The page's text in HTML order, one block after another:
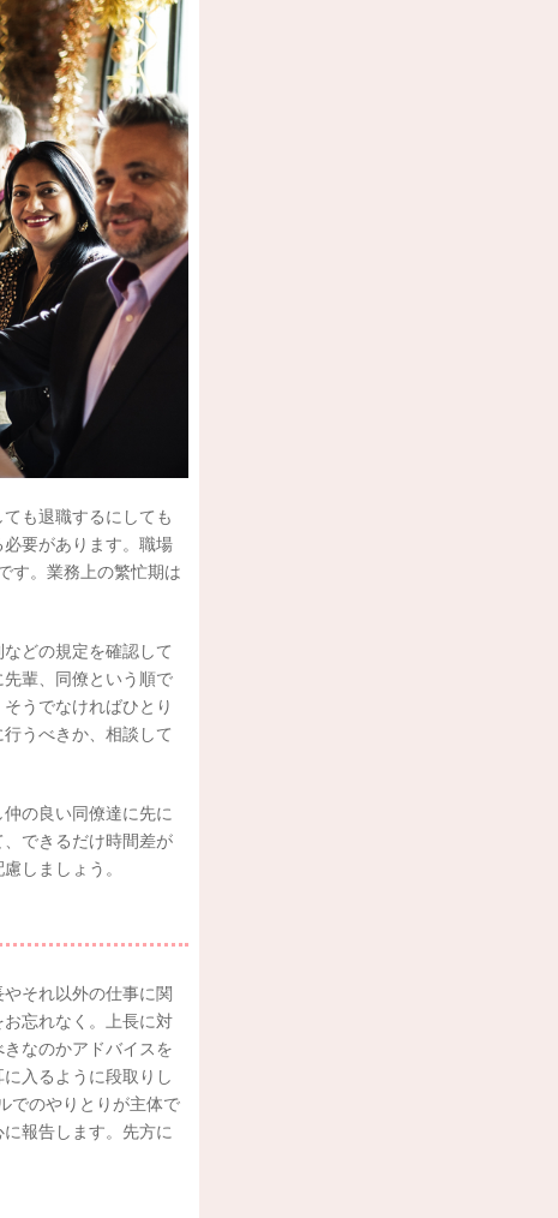
も退職するにしても
要があります。職場
す。業務上の繁忙期は
どの規定を確認して
輩、同僚という順で
うでなければひとり
うべきか、相談して
の良い同僚達に先に
できるだけ時間差が
しましょう。
それ以外の仕事に関
忘れなく。上長に対
なのかアドバイスを
入るように段取りし
でのやりとりが主体で
報告します。先方に